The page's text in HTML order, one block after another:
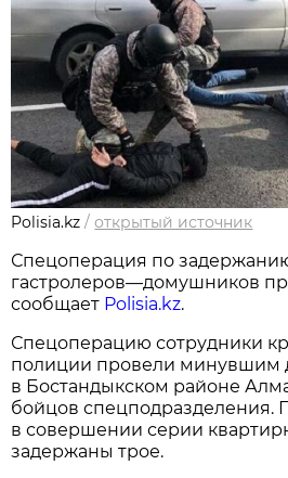
Polisia.kz /открытый источник
Спецоперация по
гастролеров—домушников
сообщает Polisia.kz.
Спецоперацию сотрудники
полиции провели минувшим
в Бостандыкском районе
бойцов спецподразделения.
в совершении серии
задержаны трое.